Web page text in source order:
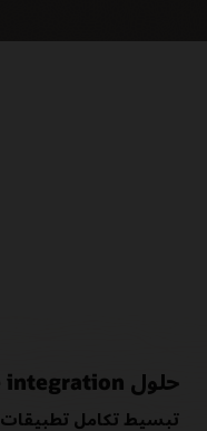
حلول Oracle integration
تبسيط تكامل تطبيقات ERP